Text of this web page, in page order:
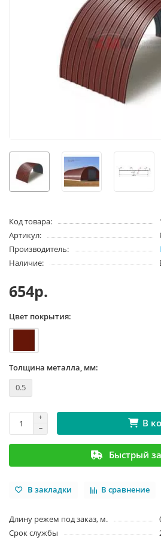
Код товара:
Артикул:
Производитель:
Наличие:
654р.
Цвет покрытия:
Толщина металла, мм:
0.5
В
Быстрый
В закладки В сравнение
Длину режем под заказ, м.
Срок службы